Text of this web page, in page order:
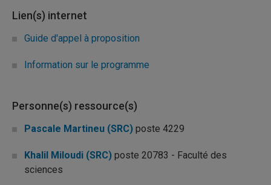
Lien(s) internet
Guide d'appel à proposition
Information sur le programme
Personne(s) ressource(s)
Pascale Martineu (SRC) poste 4229
Khalil Miloudi (SRC) poste 20783 - Faculté des
sciences